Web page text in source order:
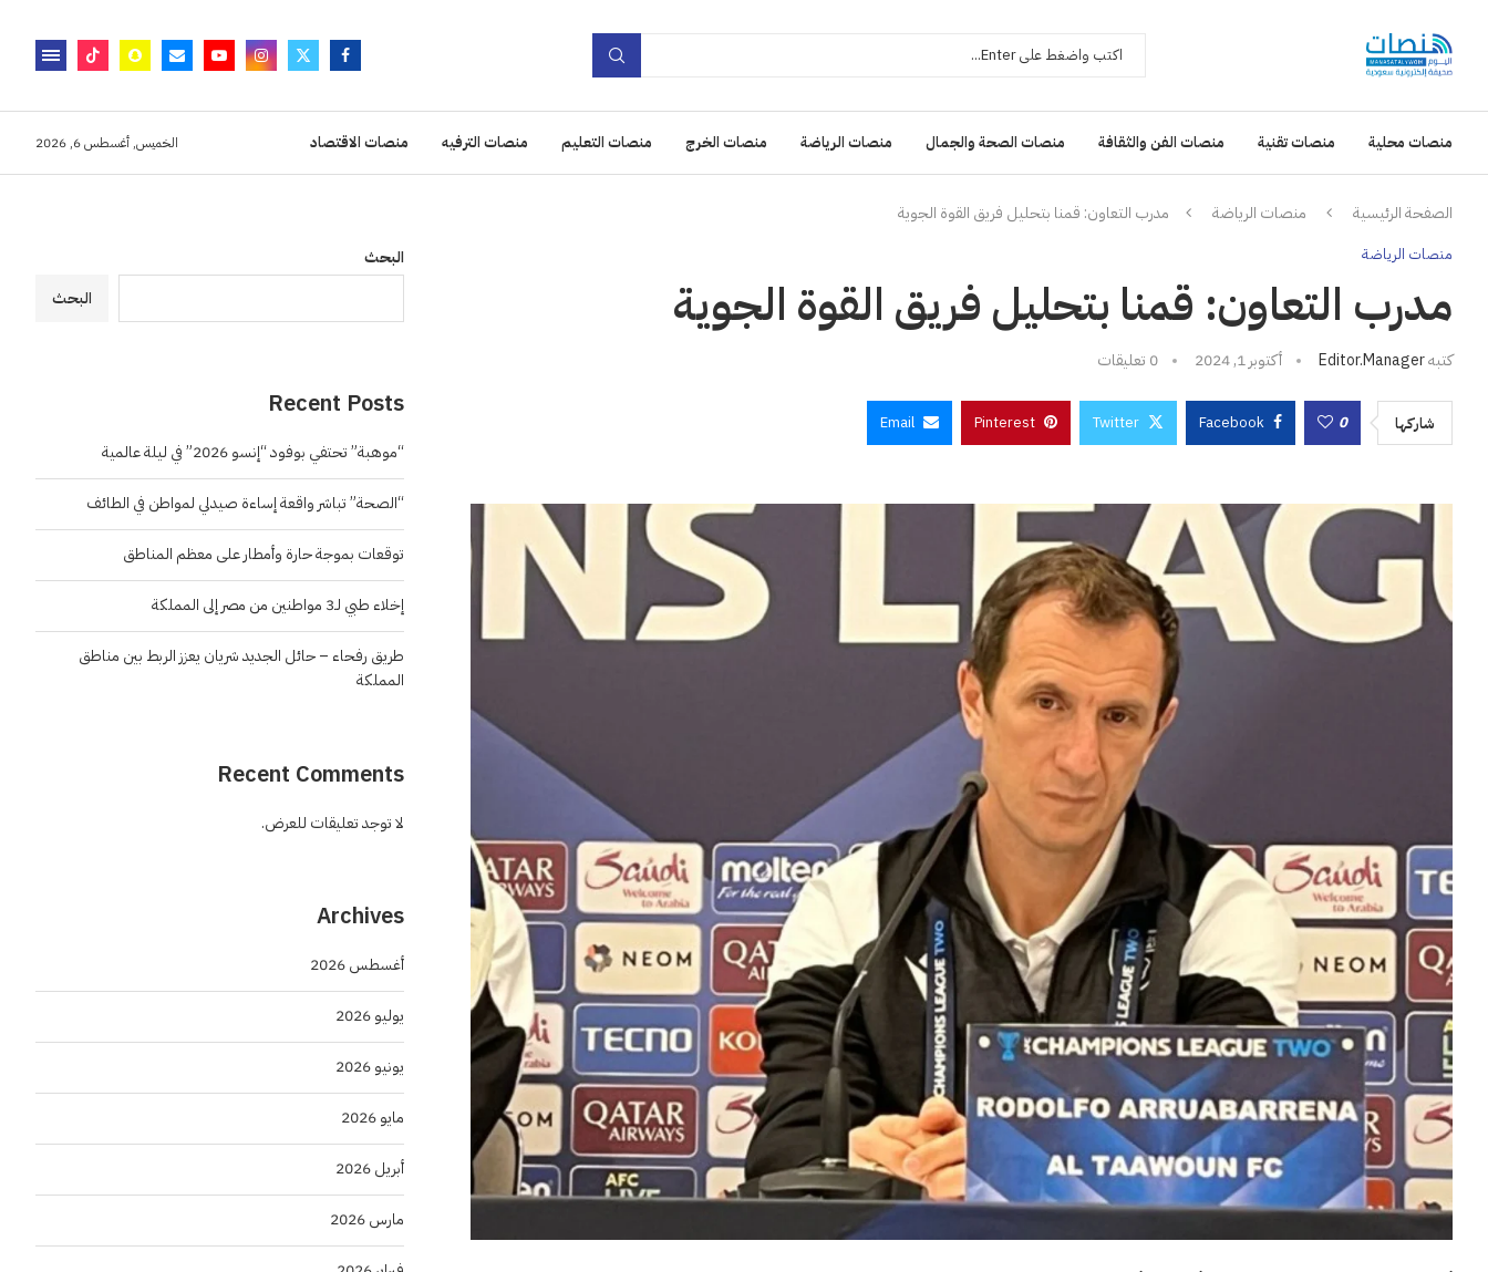
منصات محلية منصات تقنية منصات الفن والثقافة منصات الصحة والجمال منصات الرياضة منصات الخرج منصات التعليم منصات الترفيه منصات الاقتصاد الخميس, أغسطس 6, 2026
الصفحة الرئيسية منصات الرياضة مدرب التعاون: قمنا بتحليل فريق القوة الجوية
منصات الرياضة
مدرب التعاون: قمنا بتحليل فريق القوة الجوية
كتبهEditor.manager أكتوبر 1, 2024 0 تعليقات
شاركها 0
Facebook
Twitter
Pinterest
Email
البحث
البحث
Recent Posts
“موهبة” تحتفي بوفود “إنسو 2026” في ليلة عالمية
“الصحة” تباشر واقعة إساءة صيدلي لمواطن في الطائف
توقعات بموجة حارة وأمطار على معظم المناطق
إخلاء طبي لـ3 مواطنين من مصر إلى المملكة
طريق رفحاء – حائل الجديد شريان يعزز الربط بين مناطق
المملكة
Recent Comments
لا توجد تعليقات للعرض.
Archives
أغسطس 2026
يوليو 2026
يونيو 2026
مايو 2026
أبريل 2026
مارس 2026